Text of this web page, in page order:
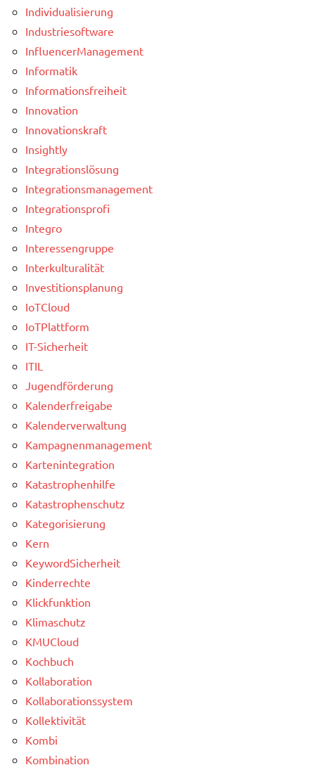
Individualisierung
Industriesoftware
InfluencerManagement
Informatik
Informationsfreiheit
Innovation
Innovationskraft
Insightly
Integrationslösung
Integrationsmanagement
Integrationsprofi
Integro
Interessengruppe
Interkulturalität
Investitionsplanung
IoTCloud
IoTPlattform
IT-Sicherheit
ITIL
Jugendförderung
Kalenderfreigabe
Kalenderverwaltung
Kampagnenmanagement
Kartenintegration
Katastrophenhilfe
Katastrophenschutz
Kategorisierung
Kern
KeywordSicherheit
Kinderrechte
Klickfunktion
Klimaschutz
KMUCloud
Kochbuch
Kollaboration
Kollaborationssystem
Kollektivität
Kombi
Kombination